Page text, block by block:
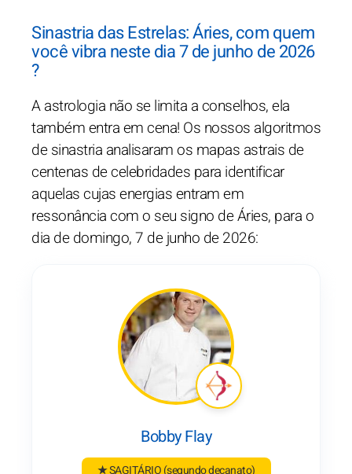
Sinastria das Estrelas: Áries, com quem
você vibra neste dia 7 de junho de 2026
?
A astrologia não se limita a conselhos, ela
também entra em cena! Os nossos algoritmos
de sinastria analisaram os mapas astrais de
centenas de celebridades para identificar
aquelas cujas energias entram em
ressonância com o seu signo de Áries, para o
dia de domingo, 7 de junho de 2026:
Bobby Flay
★ SAGITÁRIO(segundo decanato)